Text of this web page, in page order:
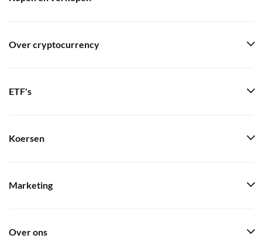
Over cryptocurrency
ETF's
Koersen
Marketing
Over ons